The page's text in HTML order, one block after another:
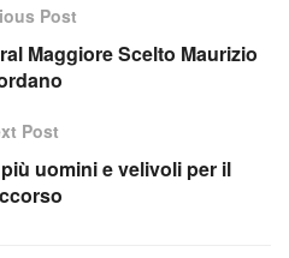
Post
Maggiore Scelto Maurizio
Post
uomini e velivoli per il